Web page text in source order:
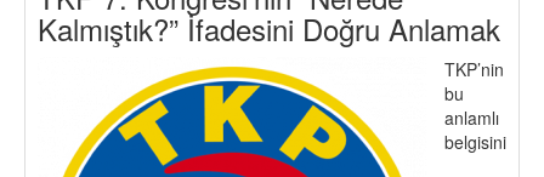
Kalmıştık?” İfadesini Doğru Anlamak
TKP’nin
bu
anlamlı
belgisini